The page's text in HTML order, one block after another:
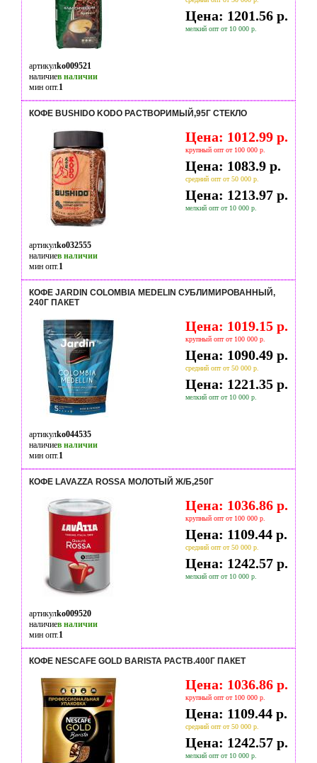
Цена: 1201.56 р.
мелкий опт от 10 000 р.
артикулko009521
наличиев наличии
мин опт.1
КОФЕ BUSHIDO KODO РАСТВОРИМЫЙ,95Г СТЕКЛО
Цена: 1012.99 р.
крупный опт от 100 000 р.
Цена: 1083.9 р.
средний опт от 50 000 р.
Цена: 1213.97 р.
мелкий опт от 10 000 р.
артикулko032555
наличиев наличии
мин опт.1
КОФЕ JARDIN COLOMBIA MEDELIN СУБЛИМИРОВАННЫЙ,
240Г ПАКЕТ
Цена: 1019.15 р.
крупный опт от 100 000 р.
Цена: 1090.49 р.
средний опт от 50 000 р.
Цена: 1221.35 р.
мелкий опт от 10 000 р.
артикулko044535
наличиев наличии
мин опт.1
КОФЕ LAVAZZA ROSSA МОЛОТЫЙ Ж/Б,250Г
Цена: 1036.86 р.
крупный опт от 100 000 р.
Цена: 1109.44 р.
средний опт от 50 000 р.
Цена: 1242.57 р.
мелкий опт от 10 000 р.
артикулko009520
наличиев наличии
мин опт.1
КОФЕ NESCAFE GOLD BARISTA РАСТВ.400Г ПАКЕТ
Цена: 1036.86 р.
крупный опт от 100 000 р.
Цена: 1109.44 р.
средний опт от 50 000 р.
Цена: 1242.57 р.
мелкий опт от 10 000 р.